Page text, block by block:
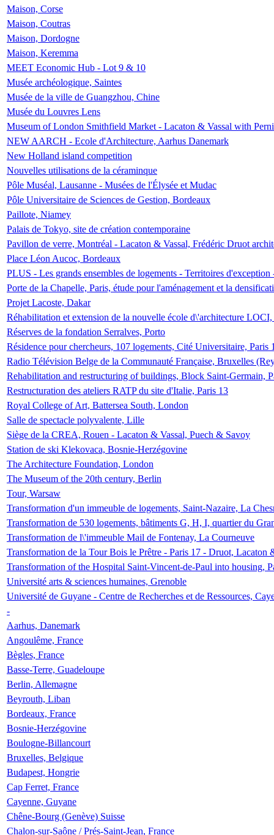
Maison, Corse
Maison, Coutras
Maison, Dordogne
Maison, Keremma
MEET Economic Hub - Lot 9 & 10
Musée archéologique, Saintes
Musée de la ville de Guangzhou, Chine
Musée du Louvres Lens
Museum of London Smithfield Market - Lacaton & Vassal with
NEW AARCH - Ecole d'Architecture, Aarhus Danemark
New Holland island competition
Nouvelles utilisations de la céraminque
Pôle Muséal, Lausanne - Musées de l'Élysée et Mudac
Pôle Universitaire de Sciences de Gestion, Bordeaux
Paillote, Niamey
Palais de Tokyo, site de création contemporaine
Pavillon de verre, Montréal - Lacaton & Vassal, Frédéric Druot
Place Léon Aucoc, Bordeaux
PLUS - Les grands ensembles de logements - Territoires
Porte de la Chapelle, Paris, étude pour l'aménagement et la
Projet Lacoste, Dakar
Réhabilitation et extension de la nouvelle école d\'architecture
Réserves de la fondation Serralves, Porto
Résidence pour chercheurs, 107 logements, Cité Universitaire, Paris
Radio Télévision Belge de la Communauté Française, Bruxelles
Rehabilitation and restructuring of buildings, Block Saint-Germain,
Restructuration des ateliers RATP du site d'Italie, Paris 13
Royal College of Art, Battersea South, London
Salle de spectacle polyvalente, Lille
Siège de la CREA, Rouen - Lacaton & Vassal, Puech & Savoy
Station de ski Klekovaca, Bosnie-Herzégovine
The Architecture Foundation, London
The Museum of the 20th century, Berlin
Tour, Warsaw
Transformation d'un immeuble de logements, Saint-Nazaire, La
Transformation de 530 logements, bâtiments G, H, I, quartier du
Transformation de l\'immeuble Mail de Fontenay, La Courneuve
Transformation de la Tour Bois le Prêtre - Paris 17 - Druot, Lacaton
Transformation of the Hospital Saint-Vincent-de-Paul into housing,
Université arts & sciences humaines, Grenoble
Université de Guyane - Centre de Recherches et de Ressources,
-
Aarhus, Danemark
Angoulême, France
Bègles, France
Basse-Terre, Guadeloupe
Berlin, Allemagne
Beyrouth, Liban
Bordeaux, France
Bosnie-Herzégovine
Boulogne-Billancourt
Bruxelles, Belgique
Budapest, Hongrie
Cap Ferret, France
Cayenne, Guyane
Chêne-Bourg (Genève) Suisse
Chalon-sur-Saône / Prés-Saint-Jean, France